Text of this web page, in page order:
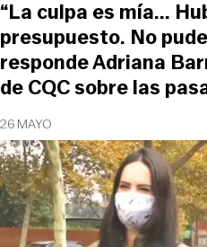
26 MAYO
“La culpa es mía...
presupuesto. No
responde Adriana
de CQC sobre las